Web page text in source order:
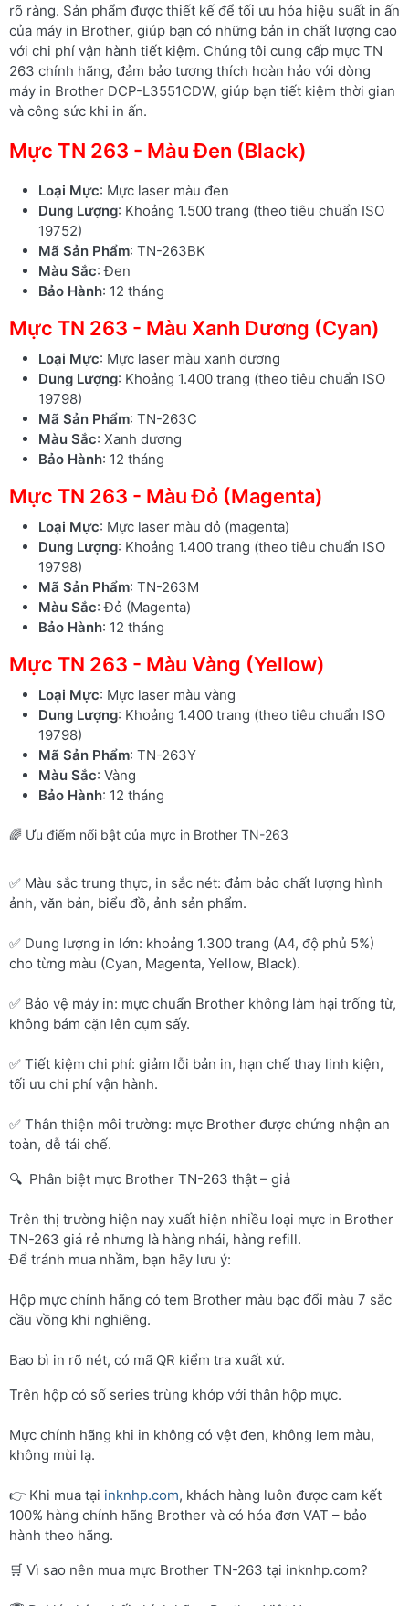
rõ ràng. Sản phẩm được thiết kế để tối ưu hóa hiệu suất in ấn
của máy in Brother, giúp bạn có những bản in chất lượng cao
với chi phí vận hành tiết kiệm. Chúng tôi cung cấp mực TN
263 chính hãng, đảm bảo tương thích hoàn hảo với dòng
máy in Brother DCP-L3551CDW, giúp bạn tiết kiệm thời gian
và công sức khi in ấn.
Mực TN 263 - Màu Đen (Black)
Loại Mực: Mực laser màu đen
Dung Lượng: Khoảng 1.500 trang (theo tiêu chuẩn ISO
19752)
Mã Sản Phẩm: TN-263BK
Màu Sắc: Đen
Bảo Hành: 12 tháng
Mực TN 263 - Màu Xanh Dương (Cyan)
Loại Mực: Mực laser màu xanh dương
Dung Lượng: Khoảng 1.400 trang (theo tiêu chuẩn ISO
19798)
Mã Sản Phẩm: TN-263C
Màu Sắc: Xanh dương
Bảo Hành: 12 tháng
Mực TN 263 - Màu Đỏ (Magenta)
Loại Mực: Mực laser màu đỏ (magenta)
Dung Lượng: Khoảng 1.400 trang (theo tiêu chuẩn ISO
19798)
Mã Sản Phẩm: TN-263M
Màu Sắc: Đỏ (Magenta)
Bảo Hành: 12 tháng
Mực TN 263 - Màu Vàng (Yellow)
Loại Mực: Mực laser màu vàng
Dung Lượng: Khoảng 1.400 trang (theo tiêu chuẩn ISO
19798)
Mã Sản Phẩm: TN-263Y
Màu Sắc: Vàng
Bảo Hành: 12 tháng
🌈 Ưu điểm nổi bật của mực in Brother TN-263
✅ Màu sắc trung thực, in sắc nét: đảm bảo chất lượng hình
ảnh, văn bản, biểu đồ, ảnh sản phẩm.
✅ Dung lượng in lớn: khoảng 1.300 trang (A4, độ phủ 5%)
cho từng màu (Cyan, Magenta, Yellow, Black).
✅ Bảo vệ máy in: mực chuẩn Brother không làm hại trống từ,
không bám cặn lên cụm sấy.
✅ Tiết kiệm chi phí: giảm lỗi bản in, hạn chế thay linh kiện,
tối ưu chi phí vận hành.
✅ Thân thiện môi trường: mực Brother được chứng nhận an
toàn, dễ tái chế.
🔍 Phân biệt mực Brother TN-263 thật – giả
Trên thị trường hiện nay xuất hiện nhiều loại mực in Brother
TN-263 giá rẻ nhưng là hàng nhái, hàng refill.
Để tránh mua nhầm, bạn hãy lưu ý:
Hộp mực chính hãng có tem Brother màu bạc đổi màu 7 sắc
cầu vồng khi nghiêng.
Bao bì in rõ nét, có mã QR kiểm tra xuất xứ.
Trên hộp có số series trùng khớp với thân hộp mực.
Mực chính hãng khi in không có vệt đen, không lem màu,
không mùi lạ.
👉 Khi mua tại inknhp.com, khách hàng luôn được cam kết
100% hàng chính hãng Brother và có hóa đơn VAT – bảo
hành theo hãng.
🛒 Vì sao nên mua mực Brother TN-263 tại inknhp.com?